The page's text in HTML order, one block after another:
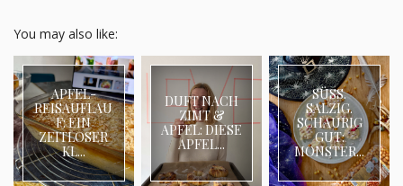
You may also like:
APFEL-
REISAUFLAU
F: EIN
ZEITLOSER
KL...
DUFT NACH
ZIMT &
APFEL: DIESE
APFEL...
SÜSS.
SALZIG.
SCHAURIG
GUT:
MONSTER...